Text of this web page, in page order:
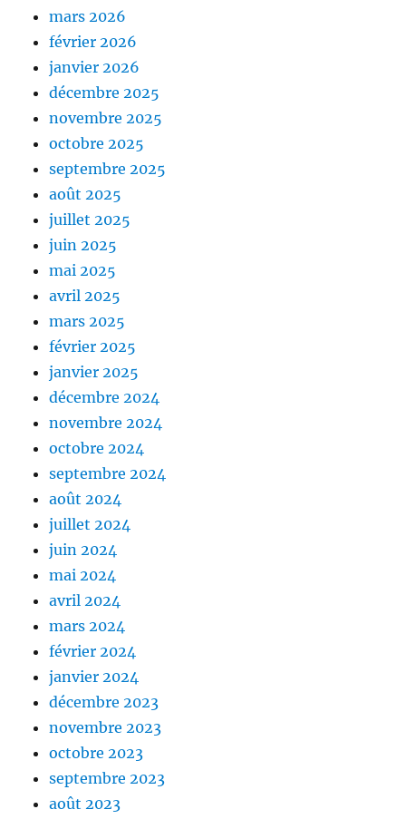
mars 2026
février 2026
janvier 2026
décembre 2025
novembre 2025
octobre 2025
septembre 2025
août 2025
juillet 2025
juin 2025
mai 2025
avril 2025
mars 2025
février 2025
janvier 2025
décembre 2024
novembre 2024
octobre 2024
septembre 2024
août 2024
juillet 2024
juin 2024
mai 2024
avril 2024
mars 2024
février 2024
janvier 2024
décembre 2023
novembre 2023
octobre 2023
septembre 2023
août 2023